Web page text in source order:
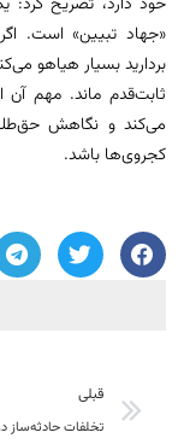
«جهاد تبیین» است.
بردارید بسیار هیاهو
ثابت‌قدم ماند. مهم
می‌کند و نگاهش
کجروی‌ها باشد.
قبلی